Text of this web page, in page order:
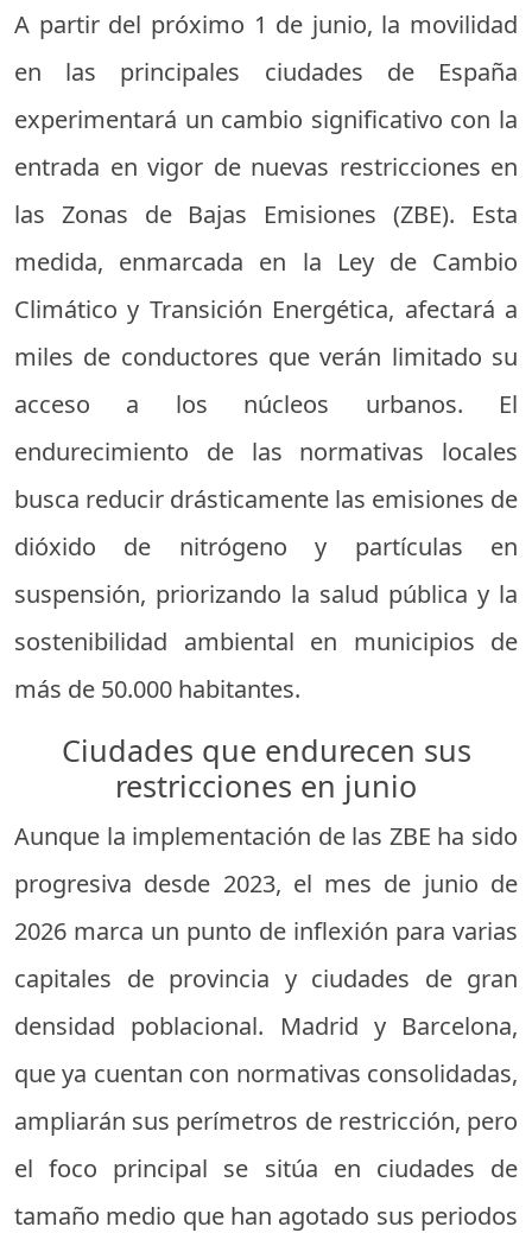
A partir del próximo 1 de junio, la movilidad
en las principales ciudades de España
experimentará un cambio significativo con la
entrada en vigor de nuevas restricciones en
las Zonas de Bajas Emisiones (ZBE). Esta
medida, enmarcada en la Ley de Cambio
Climático y Transición Energética, afectará a
miles de conductores que verán limitado su
acceso a los núcleos urbanos. El
endurecimiento de las normativas locales
busca reducir drásticamente las emisiones de
dióxido de nitrógeno y partículas en
suspensión, priorizando la salud pública y la
sostenibilidad ambiental en municipios de
más de 50.000 habitantes.
Ciudades que endurecen sus
restricciones en junio
Aunque la implementación de las ZBE ha sido
progresiva desde 2023, el mes de junio de
2026 marca un punto de inflexión para varias
capitales de provincia y ciudades de gran
densidad poblacional. Madrid y Barcelona,
que ya cuentan con normativas consolidadas,
ampliarán sus perímetros de restricción, pero
el foco principal se sitúa en ciudades de
tamaño medio que han agotado sus periodos